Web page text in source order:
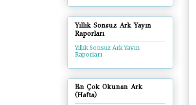
Yıllık Sonsuz Ark Yayın
Raporları
Yıllık Sonsuz Ark Yayın
Raporları
En Çok Okunan Ark
(Hafta)